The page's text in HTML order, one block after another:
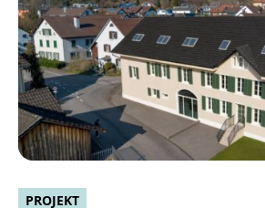
PROJEKT